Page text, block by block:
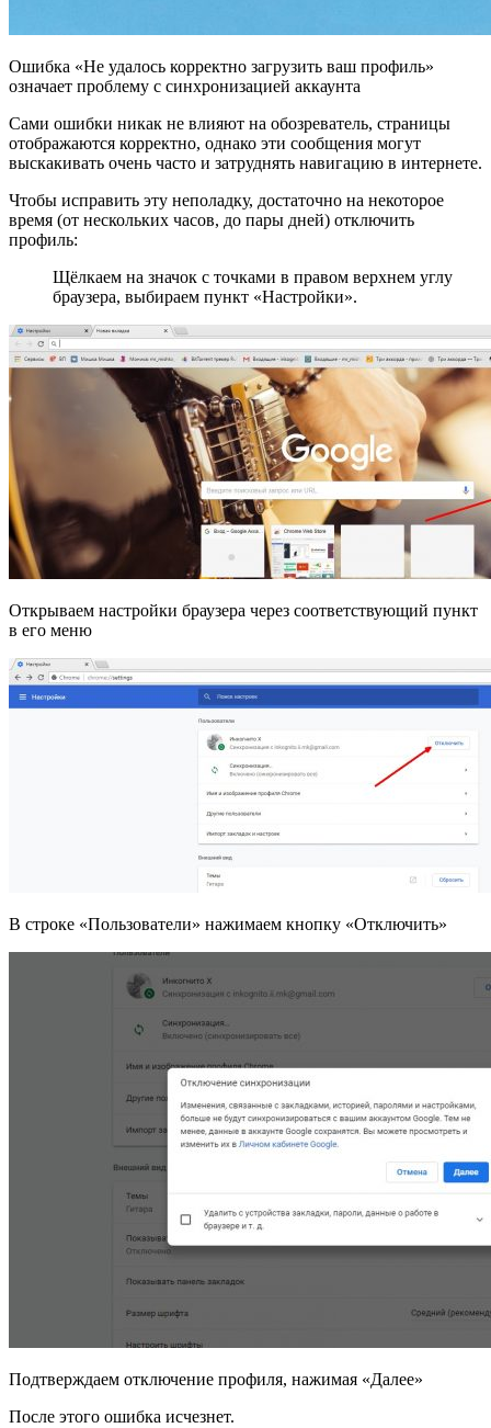
Ошибка «Не удалось корректно загрузить ваш профиль»
означает проблему с синхронизацией аккаунта
Сами ошибки никак не влияют на обозреватель, страницы
отображаются корректно, однако эти сообщения могут
выскакивать очень часто и затруднять навигацию в интернете.
Чтобы исправить эту неполадку, достаточно на некоторое
время (от нескольких часов, до пары дней) отключить
профиль:
Щёлкаем на значок с точками в правом верхнем углу
браузера, выбираем пункт «Настройки».
Открываем настройки браузера через соответствующий пункт
в его меню
В строке «Пользователи» нажимаем кнопку «Отключить»
Подтверждаем отключение профиля, нажимая «Далее»
После этого ошибка исчезнет.